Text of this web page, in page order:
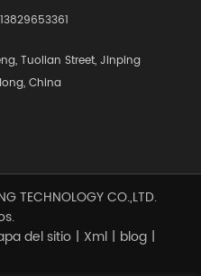
Tuolian Street, Jinping
China
TECHNOLOGY CO.,LTD.
del sitio | Xml | blog |